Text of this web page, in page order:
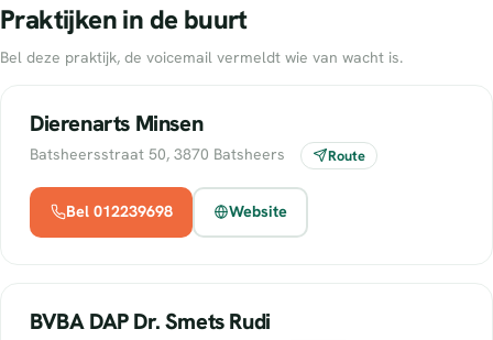
Praktijken in de buurt
Bel deze praktijk, de voicemail vermeldt wie van wacht is.
Dierenarts Minsen
Batsheersstraat 50, 3870 Batsheers Route
Bel 012239698 Website
BVBA DAP Dr. Smets Rudi